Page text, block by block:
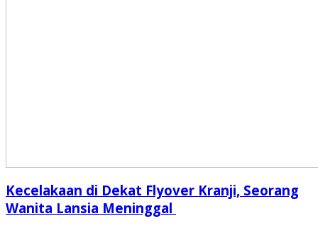
Kecelakaan di Dekat Flyover Kranji, Seorang
Wanita Lansia Meninggal